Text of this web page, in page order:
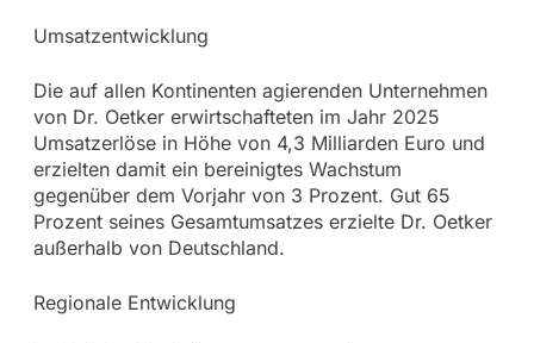
Umsatzentwicklung
Die auf allen Kontinenten agierenden Unternehmen
von Dr. Oetker erwirtschafteten im Jahr 2025
Umsatzerlöse in Höhe von 4,3 Milliarden Euro und
erzielten damit ein bereinigtes Wachstum
gegenüber dem Vorjahr von 3 Prozent. Gut 65
Prozent seines Gesamtumsatzes erzielte Dr. Oetker
außerhalb von Deutschland.
Regionale Entwicklung